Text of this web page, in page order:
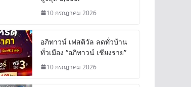
10 กรกฎาคม 2026
อภิทาวน์ เฟสติวัล ลดทั่วบ้าน
ทั่วเมือง “อภิทาวน์ เชียงราย”
10 กรกฎาคม 2026